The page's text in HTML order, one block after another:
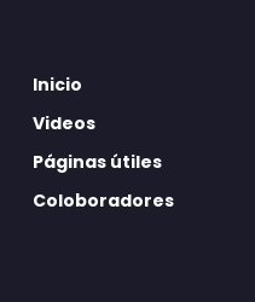
Inicio
Videos
Páginas útiles
Coloboradores